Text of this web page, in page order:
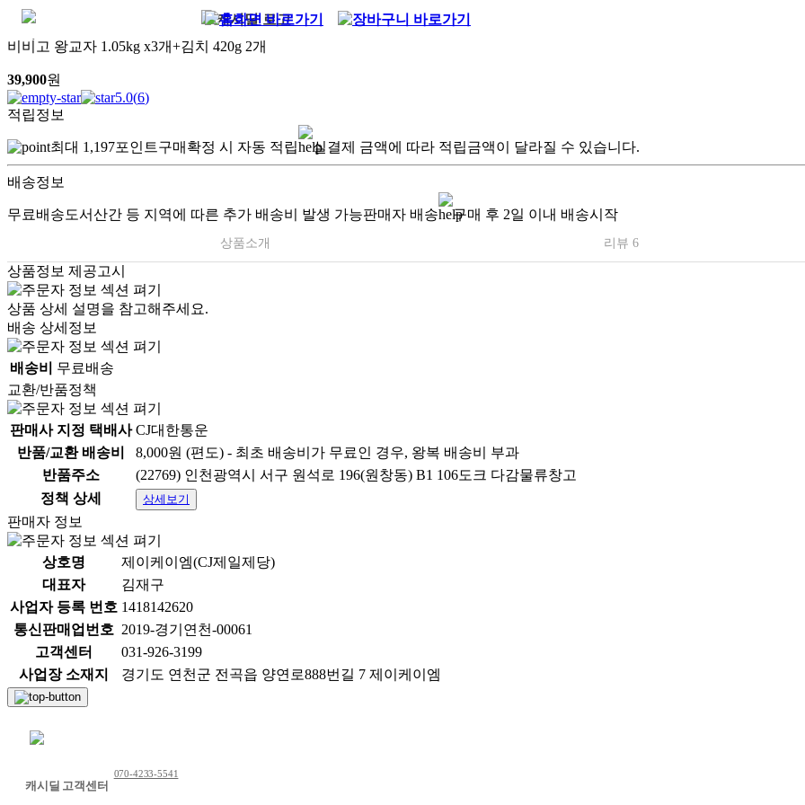
비비고 왕교자 1.05kg x3개+김치 420g 2개
39,900원
5.0(6)
적립정보
최대 1,197포인트구매확정 시 자동 적립 실결제 금액에 따라 적립금액이 달라질 수 있습니다.
배송정보
무료배송도서산간 등 지역에 따른 추가 배송비 발생 가능판매자 배송 구매 후 2일 이내 배송시작
상품소개 리뷰 6
상품정보 제공고시
상품 상세 설명을 참고해주세요.
배송 상세정보
배송비
무료배송
교환/반품정책
판매사 지정 택배사 CJ대한통운
반품/교환 배송비
8,000원 (편도) - 최초 배송비가 무료인 경우, 왕복 배송비 부과
반품주소
(22769) 인천광역시 서구 원석로 196(원창동) B1 106도크 다감물류창고
정책 상세
상세보기
판매자 정보
상호명
제이케이엠(CJ제일제당)
대표자
김재구
사업자 등록 번호 1418142620
통신판매업번호 2019-경기연천-00061
고객센터
031-926-3199
사업장 소재지
경기도 연천군 전곡읍 양연로888번길 7 제이케이엠
캐시딜 고객센터
070-4233-5541